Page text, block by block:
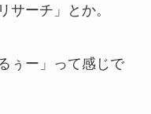
サーチ」とか。
ぅー」って感じで